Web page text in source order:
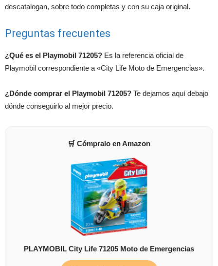
descatalogan, sobre todo completas y con su caja original.
Preguntas frecuentes
¿Qué es el Playmobil 71205? Es la referencia oficial de
Playmobil correspondiente a «City Life Moto de Emergencias».
¿Dónde comprar el Playmobil 71205? Te dejamos aquí debajo
dónde conseguirlo al mejor precio.
🛒 Cómpralo en Amazon
PLAYMOBIL City Life 71205 Moto de Emergencias